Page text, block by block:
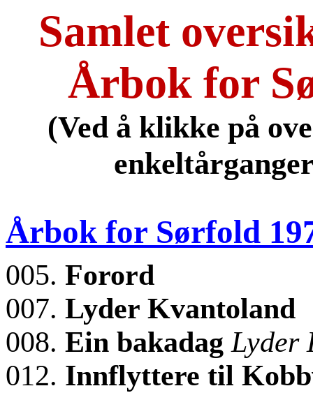
Samlet
Årbok for
(Ved å klikke på
Årbok for Sørfold
005. Forord
007. Lyder Kvantoland
008. Ein bakadag Lyder
012. Innflyttere til